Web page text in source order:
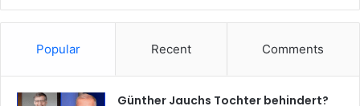
Popular Recent Comments
Günther Jauchs Tochter behindert?